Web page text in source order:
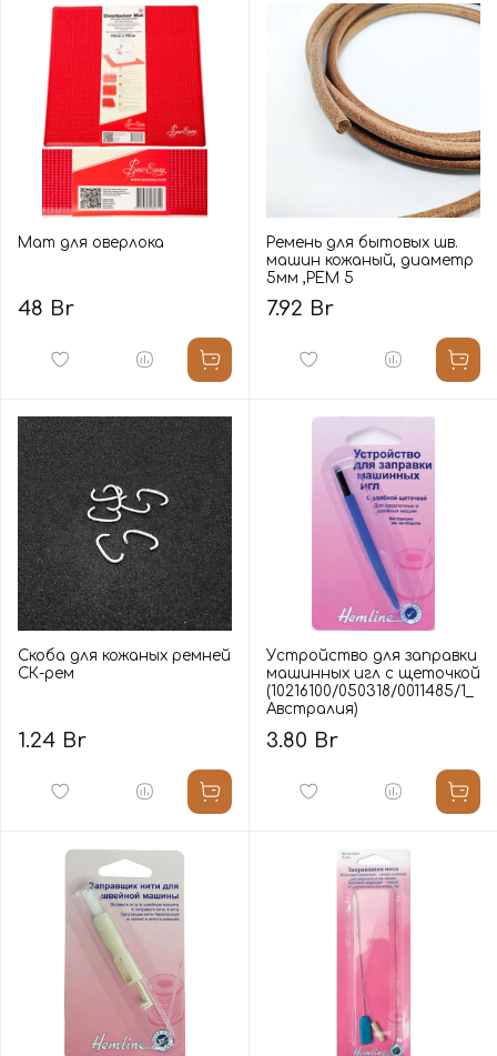
Мат для оверлока
48 Br
Ремень для бытовых шв.
машин кожаный, диаметр
5мм ,РЕМ 5
7.92 Br
Скоба для кожаных ремней
СК-рем
1.24 Br
Устройство для заправки
машинных игл с щеточкой
(10216100/050318/0011485/1_
Австралия)
3.80 Br